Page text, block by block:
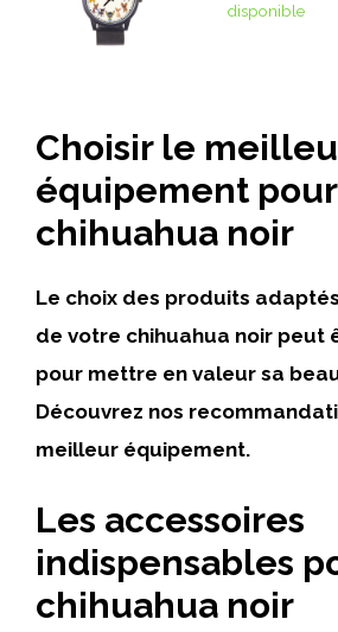
disponible
Choisir le
équipement
chihuahua noir
Le choix des produits
de votre chihuahua noir peut
pour mettre en valeur sa
Découvrez nos
meilleur équipement.
Les accessoires
indispensables
chihuahua noir